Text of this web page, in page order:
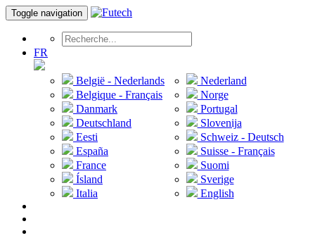
Toggle navigation
FR
België - Nederlands
Belgique - Français
Danmark
Deutschland
Eesti
España
France
Ísland
Italia
Nederland
Norge
Portugal
Slovenija
Schweiz - Deutsch
Suisse - Français
Suomi
Sverige
English